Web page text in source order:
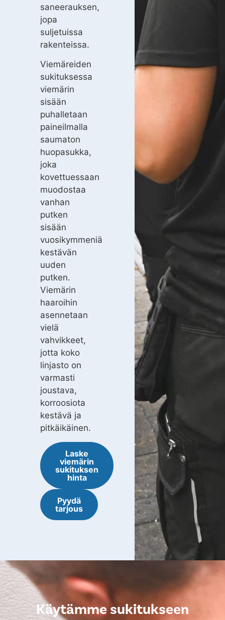
saneerauksen,
jopa
suljetuissa
rakenteissa.
Viemäreiden
sukituksessa
viemärin
sisään
puhalletaan
paineilmalla
saumaton
huopasukka,
joka
kovettuessaan
muodostaa
vanhan
putken
sisään
vuosikymmeniä
kestävän
uuden
putken.
Viemärin
haaroihin
asennetaan
vielä
vahvikkeet,
jotta koko
linjasto on
varmasti
joustava,
korroosiota
kestävä ja
pitkäikäinen.
Laske
viemärin
sukituksen
hinta
Pyydä
tarjous
Käytämme sukitukseen